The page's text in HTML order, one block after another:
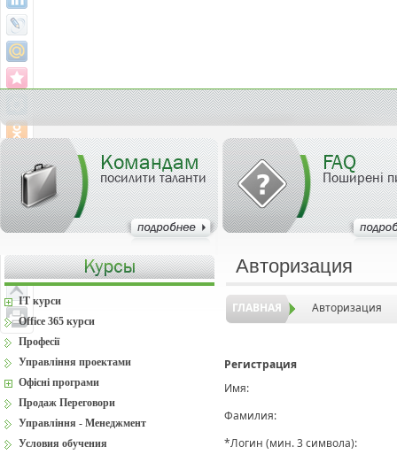
Командам
посилити таланти
FAQ
Поширені
Авторизация
ГЛАВНАЯ Авторизация
Регистрация
Имя:
Фамилия:
*Логин (мин. 3 символа):
IT курси
Office 365 курси
Професії
Управління проектами
Офісні програми
Продаж Переговори
Управління - Менеджмент
Условия обучения